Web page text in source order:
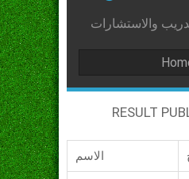
والاستشارات
RESULT
الاسم